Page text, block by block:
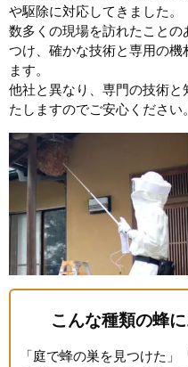
や駆除に対応してきました。
数多くの現場を訪れたこと
つけ、確かな技術と専用の
ます。
他社と異なり、専門の技術
たしますのでご安心ください。
こんな種類の蜂
「庭で蜂の巣を見つけた」